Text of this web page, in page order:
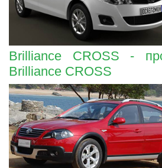
Brilliance CROSS -
Brilliance CROSS